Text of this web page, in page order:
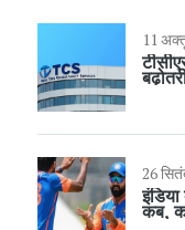
11
पर
26
कब,